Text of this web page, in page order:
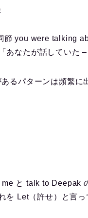
節 you were talking
あなたが話していた
るパターンは頻繁に
と talk to Deepak
を Let（許せ）と言っ